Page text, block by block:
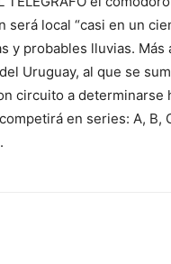
local “casi en un
y probables lluvias.
Uruguay, al que se
circuito a
en series: A, B,